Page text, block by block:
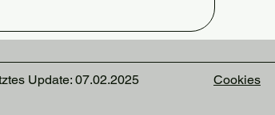
Update: 07.02.2025 Cookies